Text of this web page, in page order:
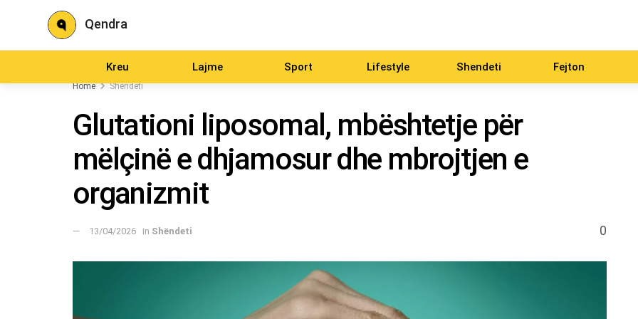
Qendra
Kreu Lajme Sport Lifestyle Shendeti Fejton
Home Shëndeti
Glutationi liposomal, mbështetje për
mëlçinë e dhjamosur dhe mbrojtjen e
organizmit
13/04/2026 in Shëndeti 0